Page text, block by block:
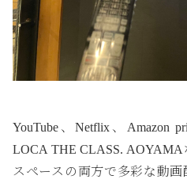
YouTube、Netflix、
LOCA THE CLASS.
スペースの両方で多彩な動